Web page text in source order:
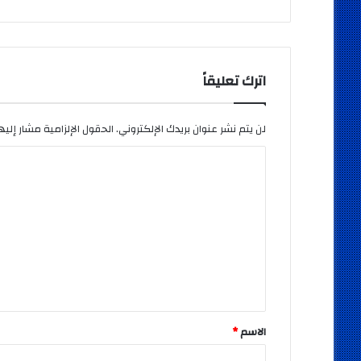
اترك تعليقاً
لن يتم نشر عنوان بريدك الإلكتروني.الحقول الإلزامية مشار
*
الاسم*